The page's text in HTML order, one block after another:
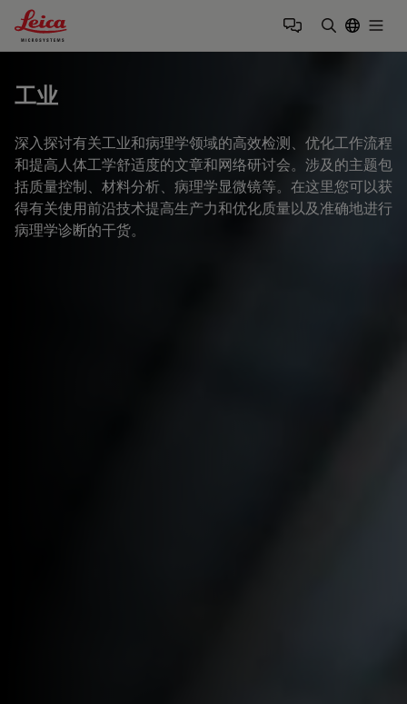
Leica Microsystems Logo
工业
深入探讨有关工业和病理学领域的高效检测、优化工作流程
和提高人体工学舒适度的文章和网络研讨会。涉及的主题包
括质量控制、材料分析、病理学显微镜等。在这里您可以获
得有关使用前沿技术提高生产力和优化质量以及准确地进行
病理学诊断的干货。